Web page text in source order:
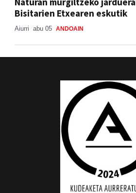
Bisitarien Etxearen eskutik
Aiurri abu 05 ANDOAIN